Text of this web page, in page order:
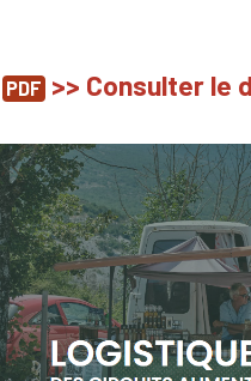
>> Consulter le